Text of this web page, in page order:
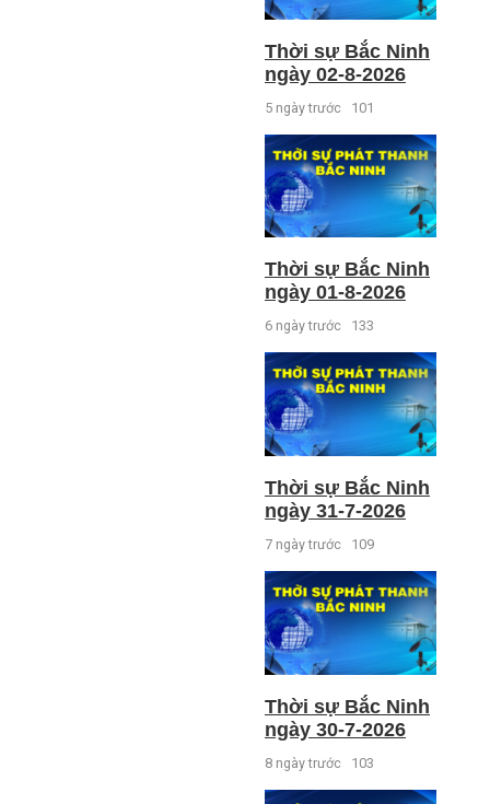
Thời sự Bắc Ninh
ngày 02-8-2026
5 ngày trước 101
Thời sự Bắc Ninh
ngày 01-8-2026
6 ngày trước 133
Thời sự Bắc Ninh
ngày 31-7-2026
7 ngày trước 109
Thời sự Bắc Ninh
ngày 30-7-2026
8 ngày trước 103